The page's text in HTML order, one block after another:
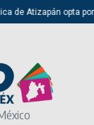
opta por el